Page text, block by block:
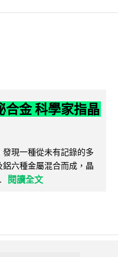
合金 科學家指晶
現一種從未有記錄的多
六種金屬混合而成，晶
閱讀全文